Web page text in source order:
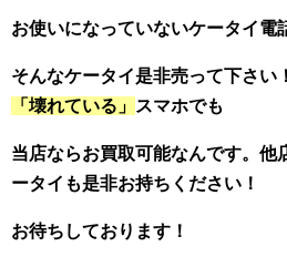
お使いになっていないケータイ電
そんなケータイ是非売って下さい！
「壊れている」 スマホでも
当店ならお買取可能なんです。他
ータイも是非お持ちください！
お待ちしております！